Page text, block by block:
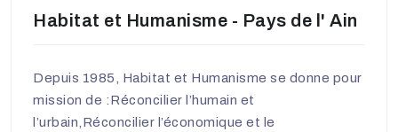
Habitat et Humanisme - Pays de l' Ain
Depuis 1985, Habitat et Humanisme se donne pour
mission de :Réconcilier l’humain et
l’urbain,Réconcilier l’économique et le